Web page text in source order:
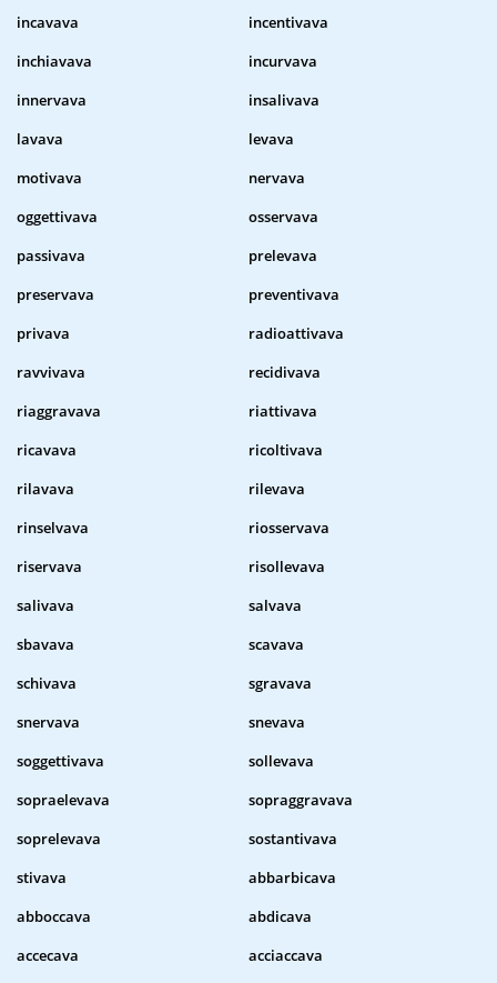
incavava
incentivava
inchiavava
incurvava
innervava
insalivava
lavava
levava
motivava
nervava
oggettivava
osservava
passivava
prelevava
preservava
preventivava
privava
radioattivava
ravvivava
recidivava
riaggravava
riattivava
ricavava
ricoltivava
rilavava
rilevava
rinselvava
riosservava
riservava
risollevava
salivava
salvava
sbavava
scavava
schivava
sgravava
snervava
snevava
soggettivava
sollevava
sopraelevava
sopraggravava
soprelevava
sostantivava
stivava
abbarbicava
abboccava
abdicava
accecava
acciaccava